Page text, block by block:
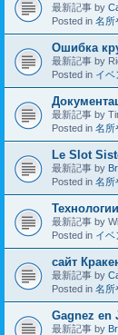
最新記事 by
Posted in 名所
Ошибка
最新記事 by
Posted in イベ
最新記事 by
Posted in 名所
Le Slot
最新記事 by
Posted in 名所
最新記事 by
Posted in イベ
сайт
最新記事 by
Posted in 名所
Gagnez en
最新記事 by